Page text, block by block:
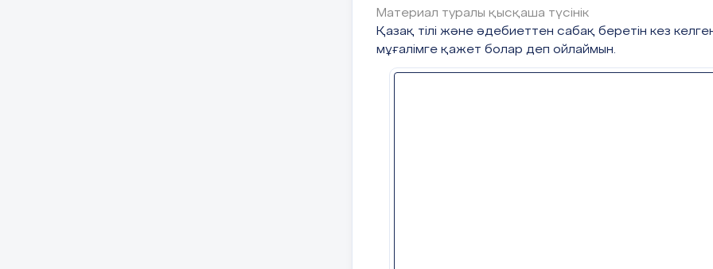
шығармадағы автордың
тармақтар мазмұны
қатысты сын есімдерді
«Мен - адамдық
автор бойындағы
Сабақтың
кезеңі/ уақыт
Педагогтің әрекеті
І. Ұйымдастыру кезеңі.
Тренинг «Менің
Материал туралы қысқаша түсінік
Қазақ тілі және әдебиеттен сабақ беретін кез
мұғалімге қажет болар деп ойлаймын.